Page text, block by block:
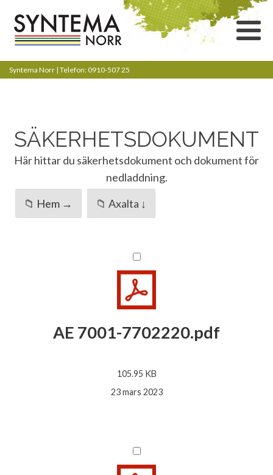
Syntema Norr | Telefon: 0910-507 25
SÄKERHETSDOKUMENT
Här hittar du säkerhetsdokument och dokument för
nedladdning.
📁 Hem →
📁 Axalta ↓
AE 7001-7702220.pdf
105.95 KB
23 mars 2023